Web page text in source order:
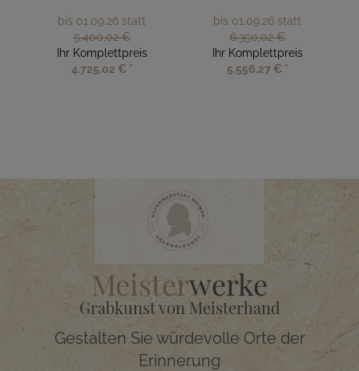
bis 01.09.26 statt
5.400,02 €
Ihr Komplettpreis
4.725,02 € *
bis 01.09.26 statt
6.350,02 €
Ihr Komplettpreis
5.556,27 € *
Meisterwerke
Grabkunst von Meisterhand
Gestalten Sie würdevolle Orte der
Erinnerung